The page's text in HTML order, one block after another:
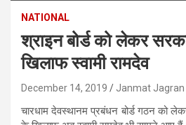
NATIONAL
श्राइन बोर्ड को लेकर
खिलाफ स्वामी रामदेव
December 14, 2019 Janmat Jagran
चारधाम देवस्थानम प्रबंधन बोर्ड गठन को